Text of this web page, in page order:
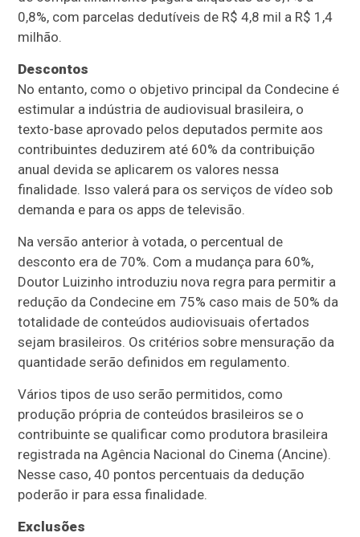
0,8%, com parcelas dedutíveis de R$ 4,8 mil a R$ 1,4
milhão.
Descontos
No entanto, como o objetivo principal da Condecine é
estimular a indústria de audiovisual brasileira, o
texto-base aprovado pelos deputados permite aos
contribuintes deduzirem até 60% da contribuição
anual devida se aplicarem os valores nessa
finalidade. Isso valerá para os serviços de vídeo sob
demanda e para os apps de televisão.
Na versão anterior à votada, o percentual de
desconto era de 70%. Com a mudança para 60%,
Doutor Luizinho introduziu nova regra para permitir a
redução da Condecine em 75% caso mais de 50% da
totalidade de conteúdos audiovisuais ofertados
sejam brasileiros. Os critérios sobre mensuração da
quantidade serão definidos em regulamento.
Vários tipos de uso serão permitidos, como
produção própria de conteúdos brasileiros se o
contribuinte se qualificar como produtora brasileira
registrada na Agência Nacional do Cinema (Ancine).
Nesse caso, 40 pontos percentuais da dedução
poderão ir para essa finalidade.
Exclusões